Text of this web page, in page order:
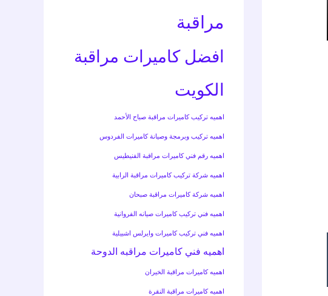
مراقبة
افضل كاميرات مراقبة
الكويت
اهميه تركيب كاميرات مراقبة صباح الأحمد
اهميه تركيب وبرمجة وصيانة كاميرات الفردوس
اهميه رقم فني كاميرات مراقبة الفنيطيس
اهميه شركة تركيب كاميرات مراقبة الرابية
اهميه شركة كاميرات مراقبة صبحان
اهميه فني تركيب كاميرات صيانه الفروانية
اهميه فني تركيب كاميرات وايرلس اشبيلية
اهميه فني كاميرات مراقبه الدوحة
اهميه كاميرات مراقبة الخيران
اهميه كاميرات مراقبة النقرة